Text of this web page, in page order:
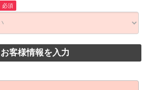
必須
お客様情報を入力